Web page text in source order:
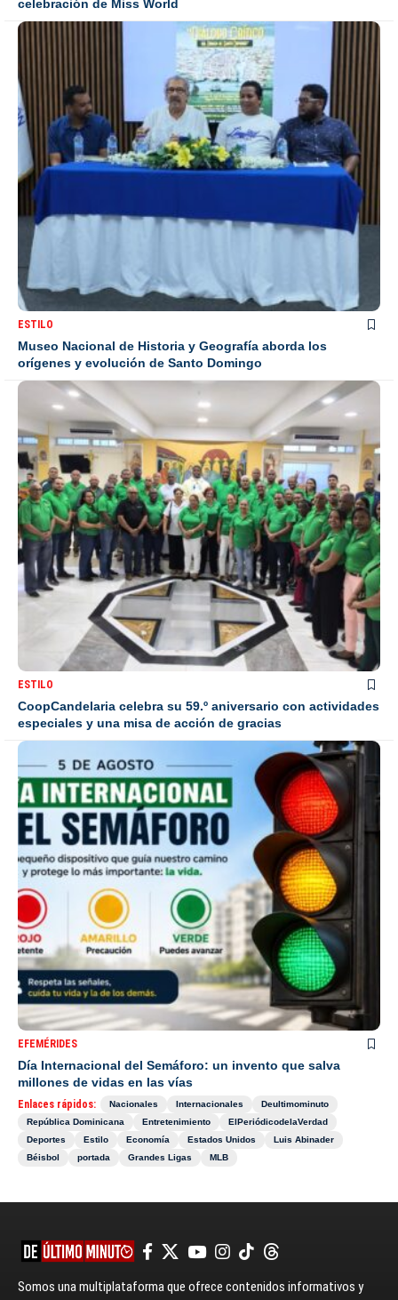
celebración de Miss World
ESTILO
Museo Nacional de Historia y Geografía aborda los
orígenes y evolución de Santo Domingo
ESTILO
CoopCandelaria celebra su 59.º aniversario con actividades
especiales y una misa de acción de gracias
EFEMÉRIDES
Día Internacional del Semáforo: un invento que salva
millones de vidas en las vías
Enlaces rápidos: Nacionales Internacionales
Deultimominuto
República Dominicana
Entretenimiento
ElPeriódicodelaVerdad
Deportes
Estilo Economía Estados Unidos
Luis Abinader
Béisbol
portada Grandes Ligas MLB
Somos una multiplataforma que ofrece contenidos informativos y